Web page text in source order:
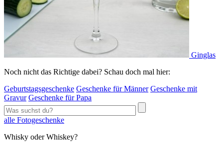
Ginglas
Noch nicht das Richtige dabei? Schau doch mal hier:
Geburtstagsgeschenke Geschenke für Männer Geschenke mit
Gravur Geschenke für Papa
alle Fotogeschenke
Whisky oder Whiskey?